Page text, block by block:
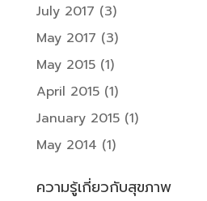
July 2017 (3)
May 2017 (3)
May 2015(1)
April 2015(1)
January 2015(1)
May 2014 (1)
ความรู้เกี่ยวกับสุขภาพ